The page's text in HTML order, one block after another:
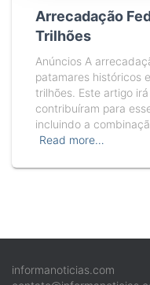
Arrecadação
Trilhões
Anúncios A
patamares históricos
trilhões. Este artigo
contribuíram para
incluindo a
Read more…
informanoticias.com